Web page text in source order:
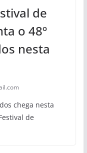
de
o 48º
nesta
chega nesta
de